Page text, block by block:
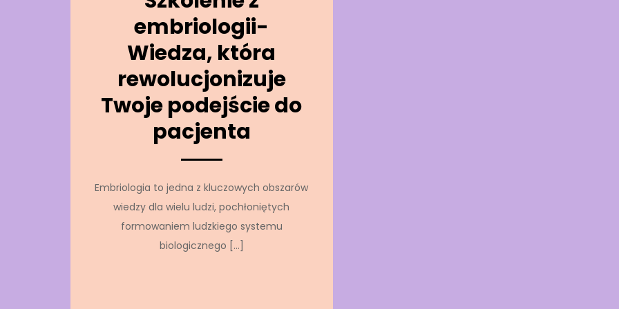
embriologii-
Wiedza, która
rewolucjonizuje
Twoje podejście do
pacjenta
Embriologia to jedna z kluczowych obszarów
wiedzy dla wielu ludzi, pochłoniętych
formowaniem ludzkiego systemu
biologicznego […]